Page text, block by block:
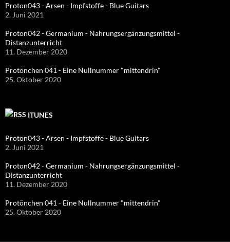
Proton043 - Arsen - Impfstoffe - Blue Guitars
2. Juni 2021
Proton042 - Germanium - Nahrungsergänzungsmittel -
Distanzunterricht
11. Dezember 2020
Protönchen 041 - Eine Nullnummer "mittendrin"
25. Oktober 2020
ITUNES
Proton043 - Arsen - Impfstoffe - Blue Guitars
2. Juni 2021
Proton042 - Germanium - Nahrungsergänzungsmittel -
Distanzunterricht
11. Dezember 2020
Protönchen 041 - Eine Nullnummer "mittendrin"
25. Oktober 2020